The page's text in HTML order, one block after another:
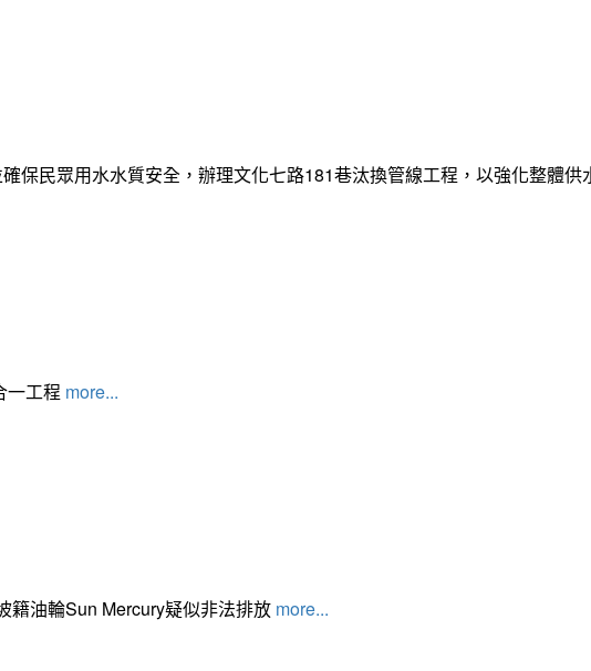
保民眾用水水質安全，辦理文化七路181巷汰換管線工程，以強化整體供
一工程 more...
籍油輪Sun Mercury疑似非法排放 more...